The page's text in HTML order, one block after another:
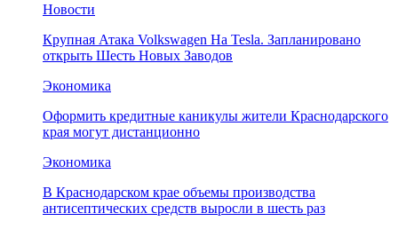
Новости
Крупная Атака Volkswagen На Tesla. Запланировано
открыть Шесть Новых Заводов
Экономика
Оформить кредитные каникулы жители Краснодарского
края могут дистанционно
Экономика
В Краснодарском крае объемы производства
антисептических средств выросли в шесть раз